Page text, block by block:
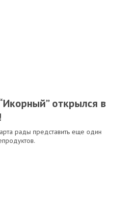
открылся в
рады представить еще один